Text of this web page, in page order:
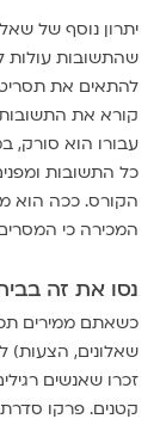
יתרון נוסף של
להתאים את
קורא את התשובות
עבורו הוא סורק,
כל התשובות
הקורס. ככה הוא
המכירה כי
נסו את זה
כשאתם ממירים
שאלונים, הצעות)
זכרו שאנשים
קטנים. פרקו